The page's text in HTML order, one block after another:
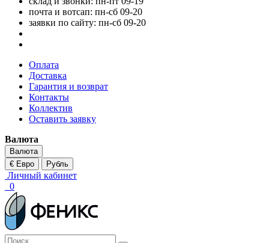
почта и вотсап: пн-сб 09-20
заявки по сайту: пн-сб 09-20
Оплата
Доставка
Гарантия и возврат
Контакты
Коллектив
Оставить заявку
Валюта
Валюта
€ Евро
Рубль
Личный кабинет
0